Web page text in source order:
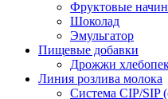
Фруктовые
Шоколад
Эмульгатор
Пищевые добавки
Дрожжи
Линия розлива молока
Система CIP/SIP